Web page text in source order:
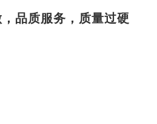
品质服务，质量过硬